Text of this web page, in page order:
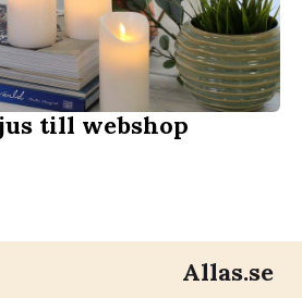
till webshop
Allas.se